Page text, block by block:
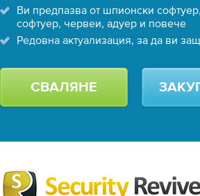
Ви предпазва от шпионски
софтуер, червеи, адуер и повече
Редовна актуализация, за да ви
СВАЛЯНЕ